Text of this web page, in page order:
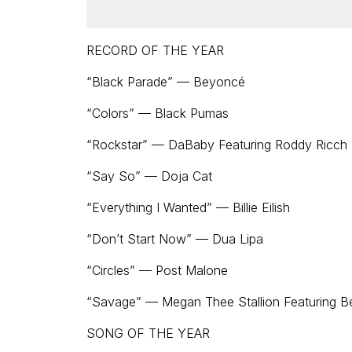
RECORD OF THE YEAR
“Black Parade” — Beyoncé
“Colors” — Black Pumas
“Rockstar” — DaBaby Featuring Roddy Ricch
“Say So” — Doja Cat
“Everything I Wanted” — Billie Eilish
“Don’t Start Now” — Dua Lipa
“Circles” — Post Malone
“Savage” — Megan Thee Stallion Featuring
SONG OF THE YEAR